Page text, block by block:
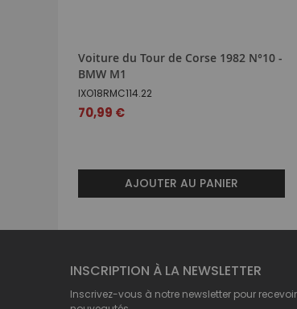
Voiture du Tour de Corse 1982 N°10 -
BMW M1
IXO18RMC114.22
70,99 €
AJOUTER AU PANIER
INSCRIPTION À LA NEWSLETTER
Inscrivez-vous à notre newsletter pour